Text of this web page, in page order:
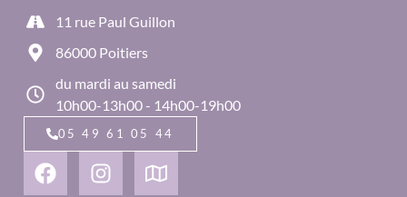
11 rue Paul Guillon
86000 Poitiers
du mardi au samedi
10h00-13h00 - 14h00-19h00
05 49 61 05 44